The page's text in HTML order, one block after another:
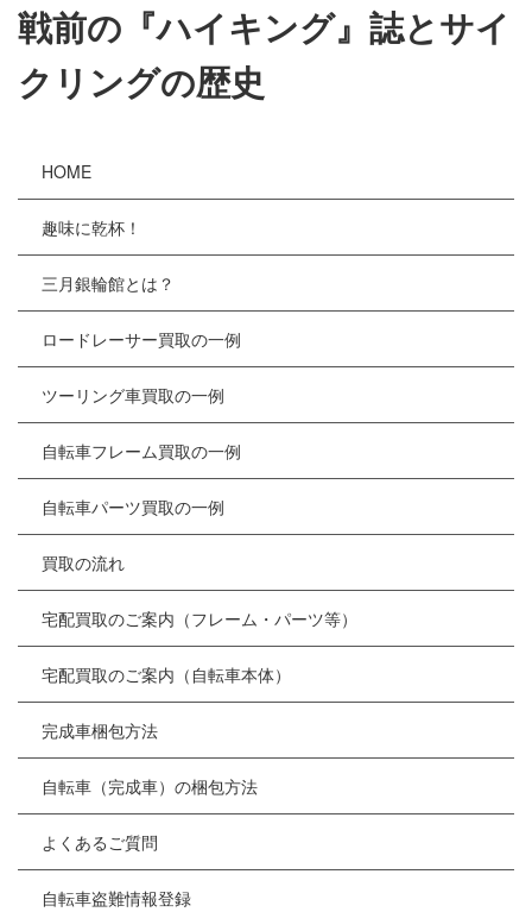
戦前の『ハイキング』誌とサイ
クリングの歴史
HOME
趣味に乾杯！
三月銀輪館とは？
ロードレーサー買取の一例
ツーリング車買取の一例
自転車フレーム買取の一例
自転車パーツ買取の一例
買取の流れ
宅配買取のご案内（フレーム・パーツ等）
宅配買取のご案内（自転車本体）
完成車梱包方法
自転車（完成車）の梱包方法
よくあるご質問
自転車盗難情報登録